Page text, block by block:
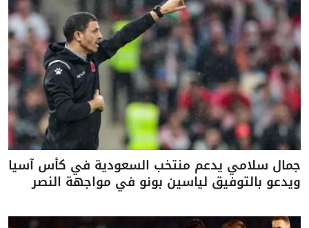
جمال سلامي يدعم منتخب السعودية في كأس آسيا
ويدعو بالتوفيق لياسين بونو في مواجهة النصر